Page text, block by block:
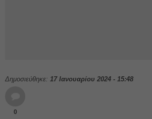
Δημοσιεύθηκε: 17 Ιανουαρίου 2024 - 15:48
0